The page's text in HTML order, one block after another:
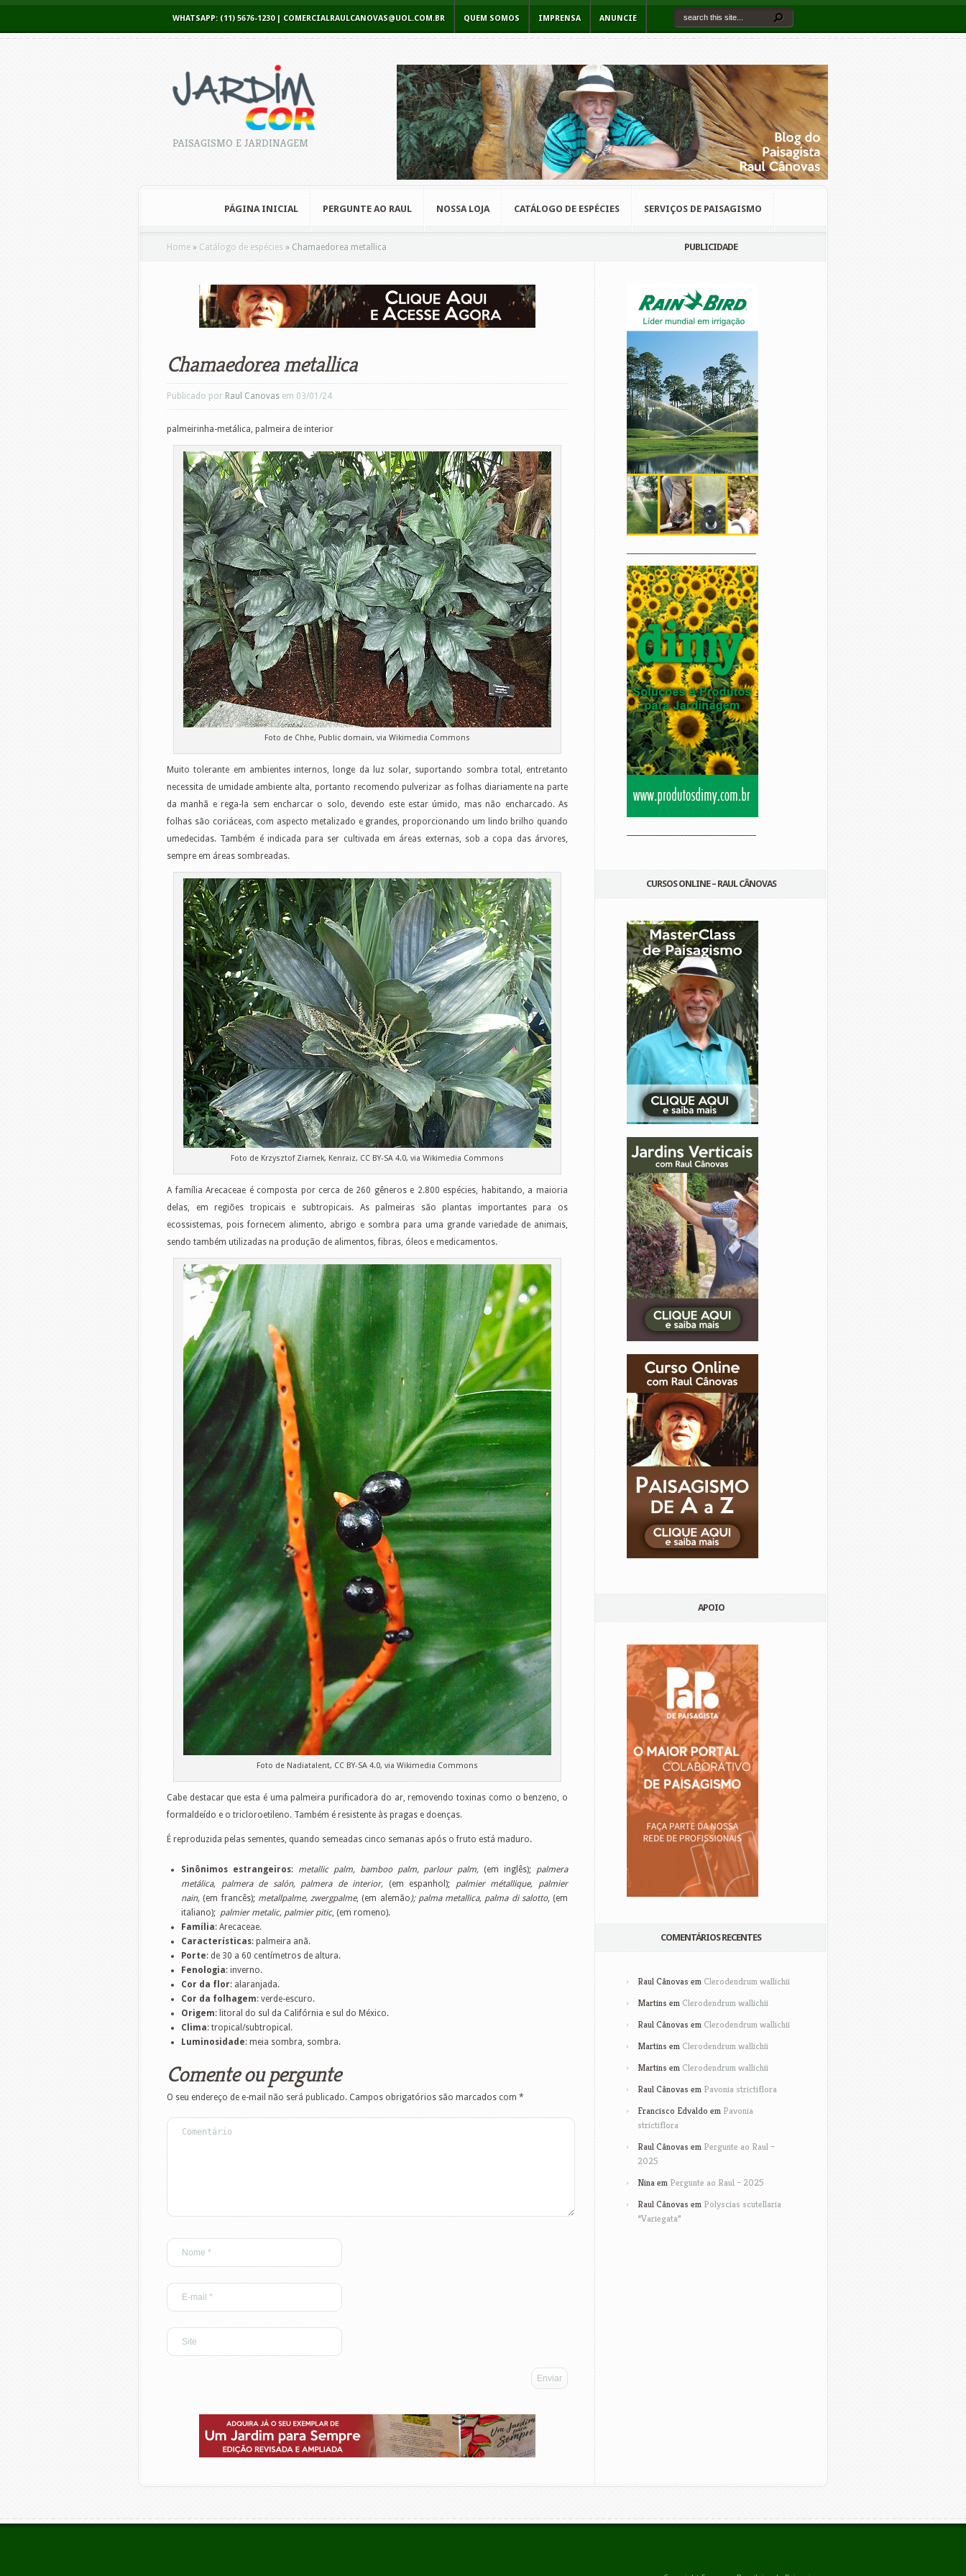
WHATSAPP: (11) 5676-1230 | COMERCIALRAULCANOVAS@UOL.COM.BR QUEM SOMOS IMPRENSA ANUNCIE
PAISAGISMO E JARDINAGEM
PÁGINA INICIAL PERGUNTE AO RAUL NOSSA LOJA CATÁLOGO DE ESPÉCIES SERVIÇOS DE PAISAGISMO
Home » Catálogo de espécies » Chamaedorea metallica
Chamaedorea metallica
Publicado por Raul Canovas em 03/01/24
palmeirinha-metálica, palmeira de interior
Foto de Chhe, Public domain, via Wikimedia Commons
Muito tolerante em ambientes internos, longe da luz solar, suportando sombra total, entretanto
necessita de umidade ambiente alta, portanto recomendo pulverizar as folhas diariamente na parte
da manhã e rega-la sem encharcar o solo, devendo este estar úmido, mas não encharcado. As
folhas são coriáceas, com aspecto metalizado e grandes, proporcionando um lindo brilho quando
umedecidas. Também é indicada para ser cultivada em áreas externas, sob a copa das árvores,
sempre em áreas sombreadas.
Foto de Krzysztof Ziarnek, Kenraiz, CC BY-SA 4.0, via Wikimedia Commons
A família Arecaceae é composta por cerca de 260 gêneros e 2.800 espécies, habitando, a maioria
delas, em regiões tropicais e subtropicais. As palmeiras são plantas importantes para os
ecossistemas, pois fornecem alimento, abrigo e sombra para uma grande variedade de animais,
sendo também utilizadas na produção de alimentos, fibras, óleos e medicamentos.
Foto de Nadiatalent, CC BY-SA 4.0, via Wikimedia Commons
Cabe destacar que esta é uma palmeira purificadora do ar, removendo toxinas como o benzeno, o
formaldeído e o tricloroetileno. Também é resistente às pragas e doenças.
É reproduzida pelas sementes, quando semeadas cinco semanas após o fruto está maduro.
Sinônimos estrangeiros: metallic palm, bamboo palm, parlour palm, (em inglês); palmera
metálica, palmera de salón, palmera de interior, (em espanhol); palmier métallique, palmier
nain, (em francês); metallpalme, zwergpalme, (em alemão); palma metallica, palma di salotto, (em
italiano); palmier metalic, palmier pitic, (em romeno).
Família: Arecaceae.
Características: palmeira anã.
Porte: de 30 a 60 centímetros de altura.
Fenologia: inverno.
Cor da flor: alaranjada.
Cor da folhagem: verde-escuro.
Origem: litoral do sul da Califórnia e sul do México.
Clima: tropical/subtropical.
Luminosidade: meia sombra, sombra.
Comente ou pergunte
O seu endereço de e-mail não será publicado. Campos obrigatórios são marcados com *
PUBLICIDADE
CURSOS ONLINE – RAUL CÂNOVAS
APOIO
COMENTÁRIOS RECENTES
Raul Cânovas em Clerodendrum wallichii
Martins em Clerodendrum wallichii
Raul Cânovas em Clerodendrum wallichii
Martins em Clerodendrum wallichii
Martins em Clerodendrum wallichii
Raul Cânovas em Pavonia strictiflora
Francisco Edvaldo em Pavonia
strictiflora
Raul Cânovas em Pergunte ao Raul –
2025
Ninaem Pergunte ao Raul – 2025
Raul Cânovas em Polyscias scutellaria
“Variegata”